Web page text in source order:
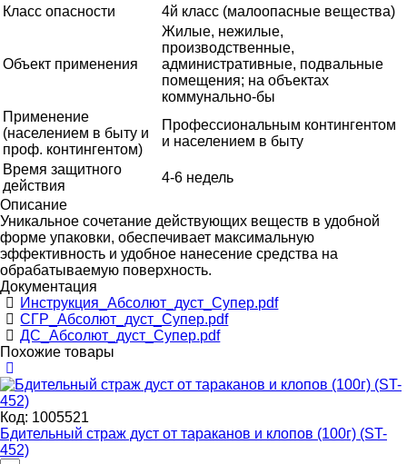
Класс опасности
4й класс (малоопасные вещества)
Объект применения
Жилые, нежилые,
производственные,
административные, подвальные
помещения; на объектах
коммунально-бы
Применение
(населением в быту и
проф. контингентом)
Профессиональным контингентом
и населением в быту
Время защитного
действия
4-6 недель
Описание
Уникальное сочетание действующих веществ в удобной
форме упаковки, обеспечивает максимальную
эффективность и удобное нанесение средства на
обрабатываемую поверхность.
Документация
Инструкция_Абсолют_дуст_Супер.pdf
СГР_Абсолют_дуст_Супер.pdf
ДС_Абсолют_дуст_Супер.pdf
Похожие товары
Код: 1005521
Бдительный страж дуст от тараканов и клопов (100г) (ST-
452)